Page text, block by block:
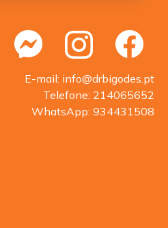
E-mail: info@drbigodes.pt
Telefone: 214065652
WhatsApp: 934431508